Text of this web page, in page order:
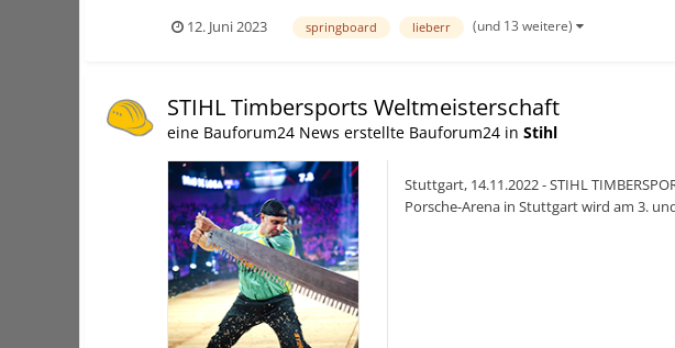
12. Juni 2023
springboard lieberr (und 13 weitere)
STIHL Timbersports Weltmeisterschaft
eine Bauforum24 News erstellte Bauforum24 in Stihl
Stuttgart, 14.11.2022 - STIHL
Porsche-Arena in Stuttgart wird am 3.